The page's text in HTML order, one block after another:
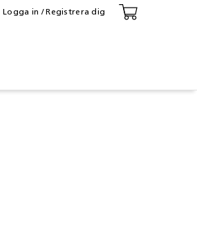
Logga in / Registrera dig